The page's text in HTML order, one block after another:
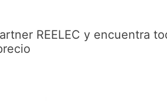
REELEC y encuentra